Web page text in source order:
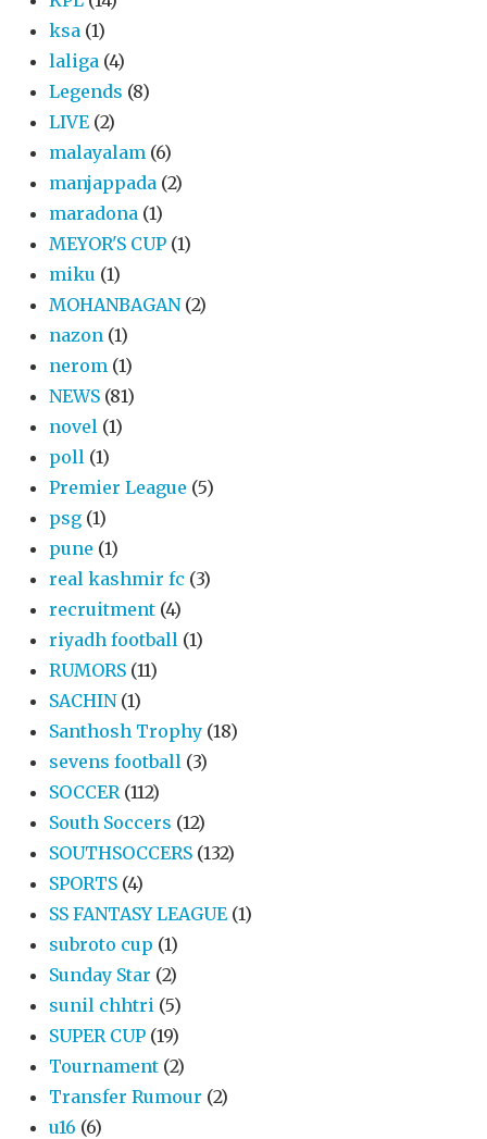
ksa (1)
laliga (4)
Legends (8)
LIVE (2)
malayalam (6)
manjappada (2)
maradona (1)
MEYOR'S CUP (1)
miku (1)
MOHANBAGAN (2)
nazon (1)
nerom (1)
NEWS (81)
novel (1)
poll (1)
Premier League (5)
psg (1)
pune (1)
real kashmir fc (3)
recruitment (4)
riyadh football (1)
RUMORS (11)
SACHIN (1)
Santhosh Trophy (18)
sevens football (3)
SOCCER (112)
South Soccers (12)
SOUTHSOCCERS (132)
SPORTS (4)
SS FANTASY LEAGUE (1)
subroto cup (1)
Sunday Star (2)
sunil chhtri (5)
SUPER CUP (19)
Tournament (2)
Transfer Rumour (2)
u16 (6)